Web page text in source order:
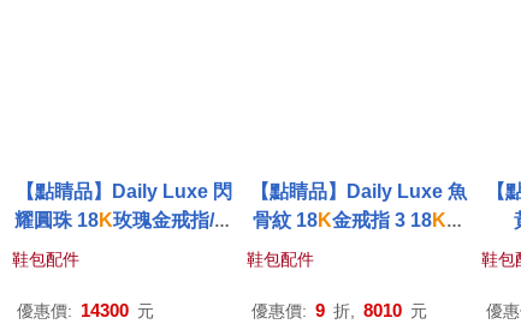
【點睛品】Daily Luxe 閃
耀圓珠 18K玫瑰金戒指/尾
戒 3 18
鞋包配件
優惠價: 14300 元
【點睛品】Daily Luxe 魚
骨紋 18K金戒指 3 18K白
鞋包配件
優惠價: 9 折, 8010 元
【
鞋包
優